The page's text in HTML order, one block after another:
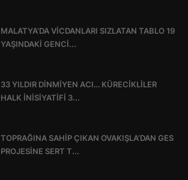
MALATYA’DA VİCDANLARI SIZLATAN TABLO 19
YAŞINDAKİ GENCİ...
33 YILDIR DİNMİYEN ACI… KÜRECİKLİLER
HALK İNİSİYATİFİ 3...
TOPRAĞINA SAHİP ÇIKAN OVAKIŞLA’DAN GES
PROJESİNE SERT T...